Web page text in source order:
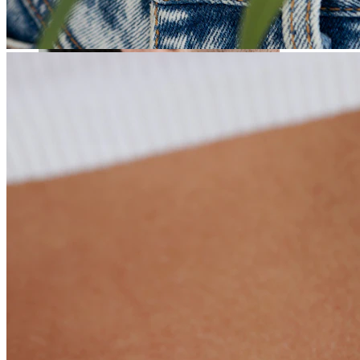
Rozťahovanie